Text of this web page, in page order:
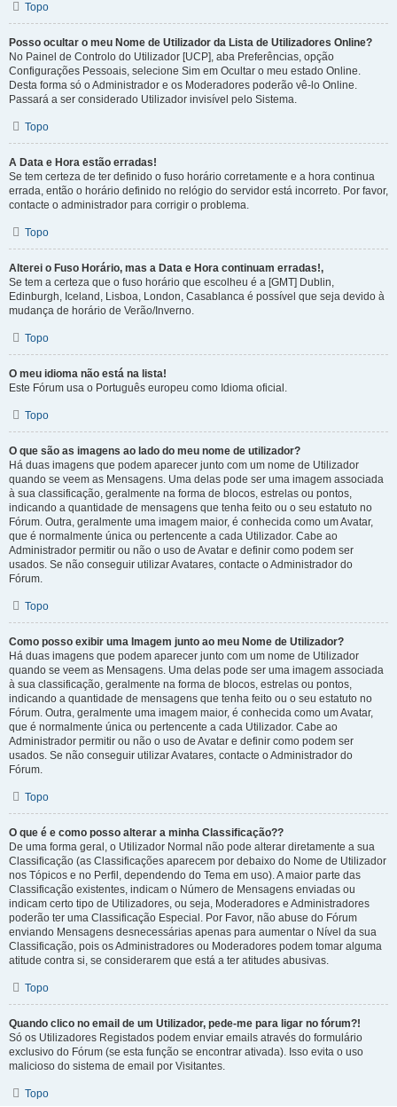
Topo
Posso ocultar o meu Nome de Utilizador da Lista de Utilizadores Online?
No Painel de Controlo do Utilizador [UCP], aba Preferências, opção
Configurações Pessoais, selecione Sim em Ocultar o meu estado Online.
Desta forma só o Administrador e os Moderadores poderão vê-lo Online.
Passará a ser considerado Utilizador invisível pelo Sistema.
Topo
A Data e Hora estão erradas!
Se tem certeza de ter definido o fuso horário corretamente e a hora continua
errada, então o horário definido no relógio do servidor está incorreto. Por favor,
contacte o administrador para corrigir o problema.
Topo
Alterei o Fuso Horário, mas a Data e Hora continuam erradas!,
Se tem a certeza que o fuso horário que escolheu é a [GMT] Dublin,
Edinburgh, Iceland, Lisboa, London, Casablanca é possível que seja devido à
mudança de horário de Verão/Inverno.
Topo
O meu idioma não está na lista!
Este Fórum usa o Português europeu como Idioma oficial.
Topo
O que são as imagens ao lado do meu nome de utilizador?
Há duas imagens que podem aparecer junto com um nome de Utilizador
quando se veem as Mensagens. Uma delas pode ser uma imagem associada
à sua classificação, geralmente na forma de blocos, estrelas ou pontos,
indicando a quantidade de mensagens que tenha feito ou o seu estatuto no
Fórum. Outra, geralmente uma imagem maior, é conhecida como um Avatar,
que é normalmente única ou pertencente a cada Utilizador. Cabe ao
Administrador permitir ou não o uso de Avatar e definir como podem ser
usados. Se não conseguir utilizar Avatares, contacte o Administrador do
Fórum.
Topo
Como posso exibir uma Imagem junto ao meu Nome de Utilizador?
Há duas imagens que podem aparecer junto com um nome de Utilizador
quando se veem as Mensagens. Uma delas pode ser uma imagem associada
à sua classificação, geralmente na forma de blocos, estrelas ou pontos,
indicando a quantidade de mensagens que tenha feito ou o seu estatuto no
Fórum. Outra, geralmente uma imagem maior, é conhecida como um Avatar,
que é normalmente única ou pertencente a cada Utilizador. Cabe ao
Administrador permitir ou não o uso de Avatar e definir como podem ser
usados. Se não conseguir utilizar Avatares, contacte o Administrador do
Fórum.
Topo
O que é e como posso alterar a minha Classificação??
De uma forma geral, o Utilizador Normal não pode alterar diretamente a sua
Classificação (as Classificações aparecem por debaixo do Nome de Utilizador
nos Tópicos e no Perfil, dependendo do Tema em uso). A maior parte das
Classificação existentes, indicam o Número de Mensagens enviadas ou
indicam certo tipo de Utilizadores, ou seja, Moderadores e Administradores
poderão ter uma Classificação Especial. Por Favor, não abuse do Fórum
enviando Mensagens desnecessárias apenas para aumentar o Nível da sua
Classificação, pois os Administradores ou Moderadores podem tomar alguma
atitude contra si, se considerarem que está a ter atitudes abusivas.
Topo
Quando clico no email de um Utilizador, pede-me para ligar no fórum?!
Só os Utilizadores Registados podem enviar emails através do formulário
exclusivo do Fórum (se esta função se encontrar ativada). Isso evita o uso
malicioso do sistema de email por Visitantes.
Topo